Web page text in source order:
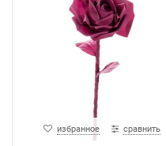
избранное сравнить